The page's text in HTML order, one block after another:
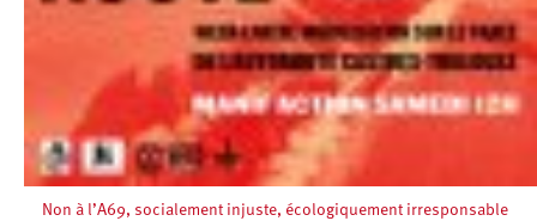
Non à l’A69, socialement injuste, écologiquement irresponsable